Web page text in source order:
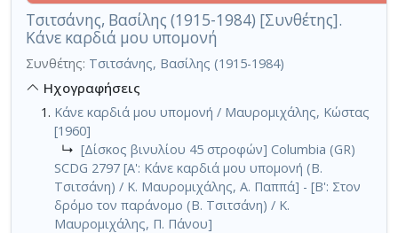
Τσιτσάνης, Βασίλης (1915-1984) [Συνθέτης].
Κάνε καρδιά μου υπομονή
Συνθέτης: Τσιτσάνης, Βασίλης (1915-1984)
Ηχογραφήσεις
Κάνε καρδιά μου υπομονή / Μαυρομιχάλης, Κώστας
[1960]
↳ [Δίσκος βινυλίου 45 στροφών] Columbia (GR)
SCDG 2797 [Α': Κάνε καρδιά μου υπομονή (Β.
Τσιτσάνη) / Κ. Μαυρομιχάλης, Α. Παππά] - [Β': Στον
δρόμο τον παράνομο (Β. Τσιτσάνη) / Κ.
Μαυρομιχάλης, Π. Πάνου]